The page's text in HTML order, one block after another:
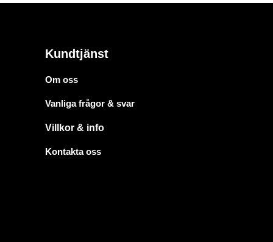
Kundtjänst
Om oss
Vanliga frågor & svar
Villkor & info
Kontakta oss